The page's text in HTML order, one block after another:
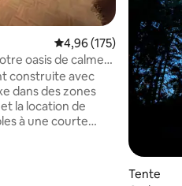
Évaluation moyenne
4,96 (175)
oasis de calme
construite avec
dans des zones
la location de
à une courte
Tente